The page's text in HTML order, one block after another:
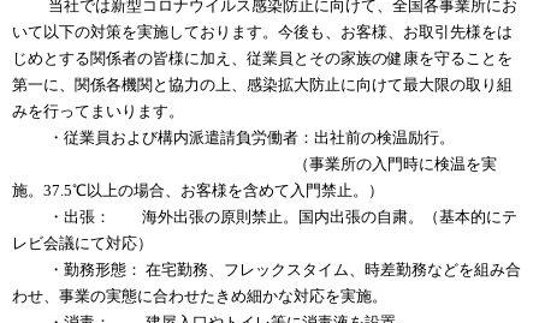
当社では新型コロナウイルス感染防止に向けて、全国各事業所にお
いて以下の対策を実施しております。今後も、お客様、お取引先様をは
じめとする関係者の皆様に加え、従業員とその家族の健康を守ることを
第一に、関係各機関と協力の上、感染拡大防止に向けて最大限の取り組
みを行ってまいります。
・従業員および構内派遣請負労働者：出社前の検温励行。
（事業所の入門時に検温を実
施。37.5℃以上の場合、お客様を含めて入門禁止。）
・出張： 海外出張の原則禁止。国内出張の自粛。（基本的にテ
レビ会議にて対応）
・勤務形態： 在宅勤務、フレックスタイム、時差勤務などを組み合
わせ、事業の実態に合わせたきめ細かな対応を実施。